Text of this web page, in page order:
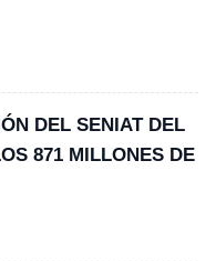
DEL SENIAT DEL
871 MILLONES DE